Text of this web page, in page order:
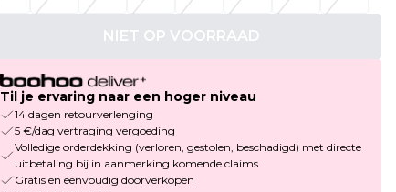
NIET OP VOORRAAD
Til je ervaring naar een hoger niveau
14 dagen retourverlenging
5 €/dag vertraging vergoeding
Volledige orderdekking (verloren, gestolen, beschadigd) met directe
uitbetaling bij in aanmerking komende claims
Gratis en eenvoudig doorverkopen